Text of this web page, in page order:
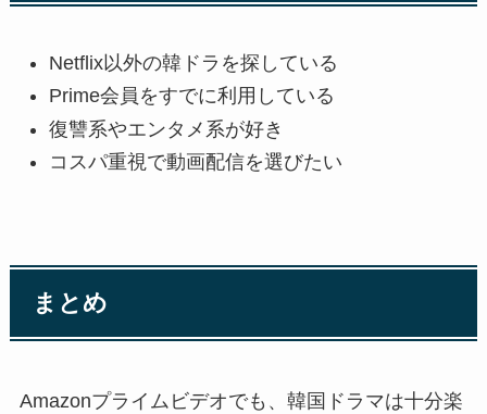
Netflix以外の韓ドラを探している
Prime会員をすでに利用している
復讐系やエンタメ系が好き
コスパ重視で動画配信を選びたい
まとめ
Amazonプライムビデオでも、韓国ドラマは十分楽